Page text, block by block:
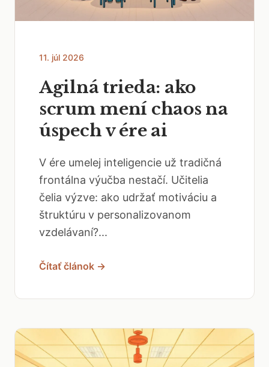
11. júl 2026
Agilná trieda: ako
scrum mení chaos na
úspech v ére ai
V ére umelej inteligencie už tradičná
frontálna výučba nestačí. Učitelia
čelia výzve: ako udržať motiváciu a
štruktúru v personalizovanom
vzdelávaní?...
Čítať článok →